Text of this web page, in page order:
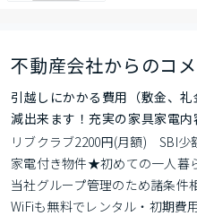
不動産会社からのコ
引越しにかかる費用（敷金、
減出来ます！充実の家具家電内
リブクラブ2200円(月額)　SBI
家電付き物件★初めての一人
当社グループ管理のため諸条件
WiFiも無料でレンタル・初期